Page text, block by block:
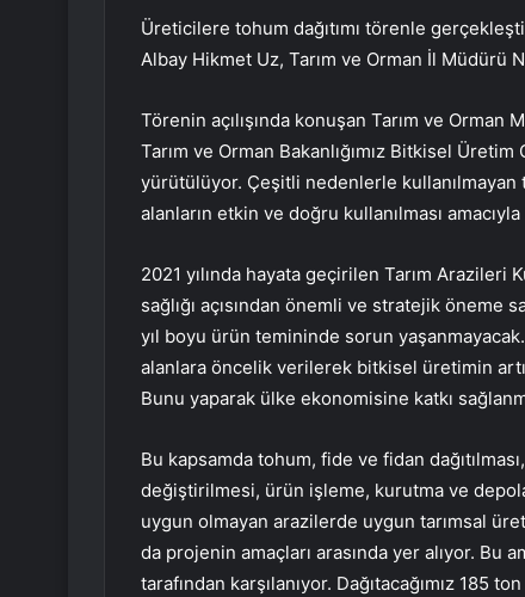
Üreticilere tohum dağıtımı törenle
Albay Hikmet Uz, Tarım ve Orman İl Müdürü
Törenin açılışında konuşan Tarım ve Orman
Tarım ve Orman Bakanlığımız Bitkisel
yürütülüyor. Çeşitli nedenlerle kullanılmayan
alanların etkin ve doğru kullanılması
2021 yılında hayata geçirilen Tarım Arazileri
sağlığı açısından önemli ve stratejik
yıl boyu ürün temininde sorun
alanlara öncelik verilerek bitkisel üretimin
Bunu yaparak ülke ekonomisine katkı
Bu kapsamda tohum, fide ve fidan
değiştirilmesi, ürün işleme, kurutma ve
uygun olmayan arazilerde uygun tarımsal
da projenin amaçları arasında yer alıyor. Bu
tarafından karşılanıyor. Dağıtacağımız 185